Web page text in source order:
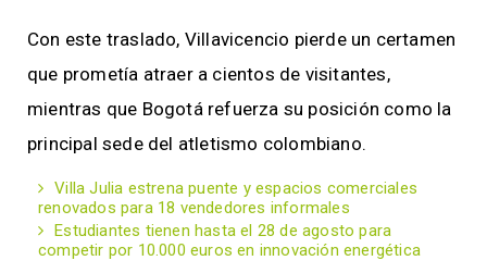
Con este traslado, Villavicencio pierde un certamen
que prometía atraer a cientos de visitantes,
mientras que Bogotá refuerza su posición como la
principal sede del atletismo colombiano.
Villa Julia estrena puente y espacios comerciales
renovados para 18 vendedores informales
Estudiantes tienen hasta el 28 de agosto para
competir por 10.000 euros en innovación energética